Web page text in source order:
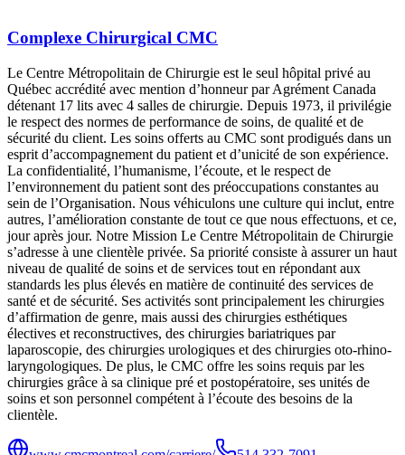
Complexe Chirurgical CMC
Le Centre Métropolitain de Chirurgie est le seul hôpital privé au
Québec accrédité avec mention d’honneur par Agrément Canada
détenant 17 lits avec 4 salles de chirurgie. Depuis 1973, il privilégie
le respect des normes de performance de soins, de qualité et de
sécurité du client. Les soins offerts au CMC sont prodigués dans un
esprit d’accompagnement du patient et d’unicité de son expérience.
La confidentialité, l’humanisme, l’écoute, et le respect de
l’environnement du patient sont des préoccupations constantes au
sein de l’Organisation. Nous véhiculons une culture qui inclut, entre
autres, l’amélioration constante de tout ce que nous effectuons, et ce,
jour après jour. Notre Mission Le Centre Métropolitain de Chirurgie
s’adresse à une clientèle privée. Sa priorité consiste à assurer un haut
niveau de qualité de soins et de services tout en répondant aux
standards les plus élevés en matière de continuité des services de
santé et de sécurité. Ses activités sont principalement les chirurgies
d’affirmation de genre, mais aussi des chirurgies esthétiques
électives et reconstructives, des chirurgies bariatriques par
laparoscopie, des chirurgies urologiques et des chirurgies oto-rhino-
laryngologiques. De plus, le CMC offre les soins requis par les
chirurgies grâce à sa clinique pré et postopératoire, ses unités de
soins et son personnel compétent à l’écoute des besoins de la
clientèle.